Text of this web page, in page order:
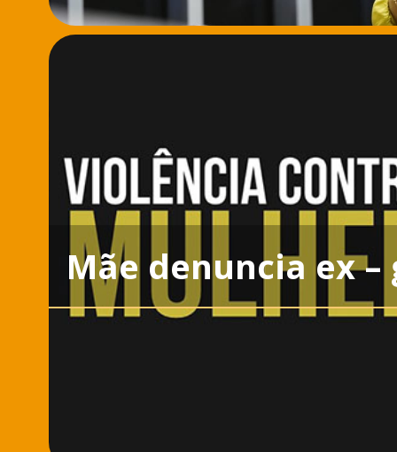
Mãe denuncia ex